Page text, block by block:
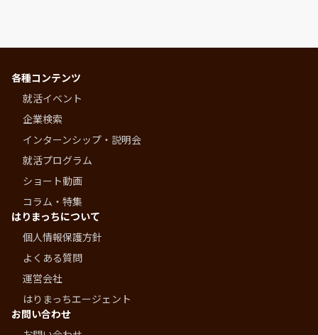
各種コンテンツ
就活イベント
企業検索
インターンシップ・説明会
就活プログラム
ショート動画
コラム・特集
はりまっちについて
個人情報保護方針
よくある質問
運営会社
はりまっちエージェント
お問い合わせ